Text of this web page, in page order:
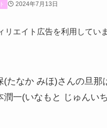
2024年7月13日
リエイト広告を利用していま
(たなか みほ)さんの旦那
潤一(いなもと じゅんい